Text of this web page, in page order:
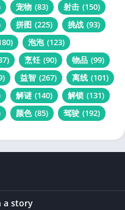
宠物 (83) 射击 (150)
拼图 (225) 挑战 (93)
泡泡 (123)
烹饪 (90) 物品 (99)
益智 (267) 离线 (101)
解谜 (140) 解锁 (131)
颜色 (85) 驾驶 (192)
a story